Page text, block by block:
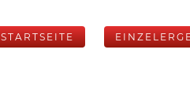
STARTSEITE